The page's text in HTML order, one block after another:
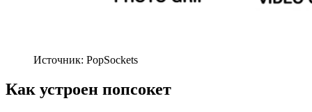
Источник: PopSockets
Как устроен попсокет